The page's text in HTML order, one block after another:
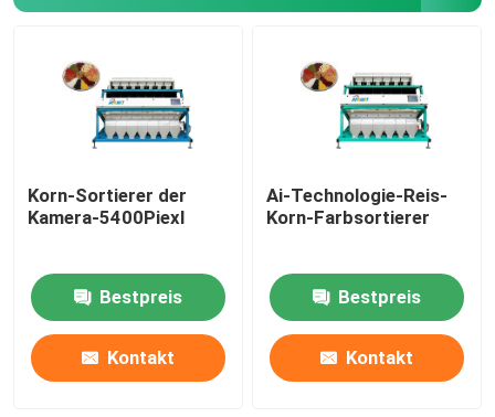
Korn-Sortierer der
Kamera-5400Piexl
Bestpreis
Kontakt
Ai-Technologie-Reis-
Korn-Farbsortierer
Bestpreis
Kontakt